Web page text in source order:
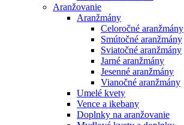
Aranžovanie
Aranžmány
Celoročné aranžmány
Smútočné aranžmány
Sviatočné aranžmány
Jarné aranžmány
Jesenné aranžmány
Vianočné aranžmány
Umelé kvety
Vence a ikebany
Doplnky na aranžovanie